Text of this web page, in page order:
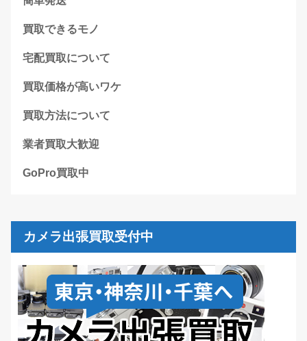
買取できるモノ
宅配買取について
買取価格が高いワケ
買取方法について
業者買取大歓迎
GoPro買取中
カメラ出張買取受付中